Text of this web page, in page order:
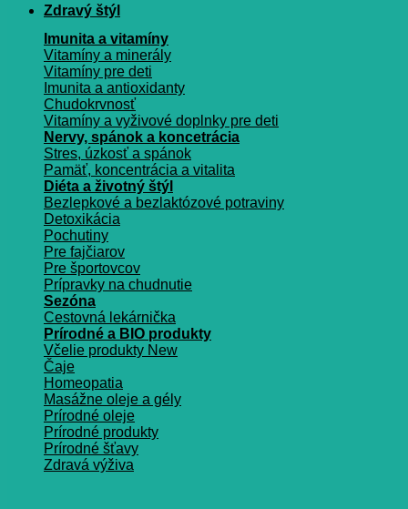
Zdravý štýl
Imunita a vitamíny
Vitamíny a minerály
Vitamíny pre deti
Imunita a antioxidanty
Chudokrvnosť
Vitamíny a vyživové doplnky pre deti
Nervy, spánok a koncetrácia
Stres, úzkosť a spánok
Pamäť, koncentrácia a vitalita
Diéta a životný štýl
Bezlepkové a bezlaktózové potraviny
Detoxikácia
Pochutiny
Pre fajčiarov
Pre športovcov
Prípravky na chudnutie
Sezóna
Cestovná lekárnička
Prírodné a BIO produkty
Včelie produkty
Čaje
Homeopatia
Masážne oleje a gély
Prírodné oleje
Prírodné produkty
Prírodné šťavy
Zdravá výživa